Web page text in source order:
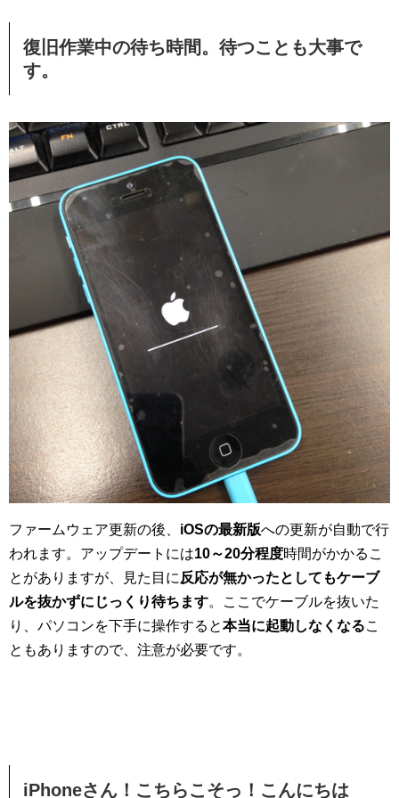
復旧作業中の待ち時間。待つことも大事で
す。
ファームウェア更新の後、 iOSの最新版への更新が自動で行
われます。アップデートには10～20分程度時間がかかるこ
とがありますが、見た目に 反応が無かったとしてもケーブ
ルを抜かずにじっくり待ちます。ここでケーブルを抜いた
り、パソコンを下手に操作すると本当に起動しなくなるこ
ともありますので、注意が必要です。
iPhoneさん！こちらこそっ！こんにちは